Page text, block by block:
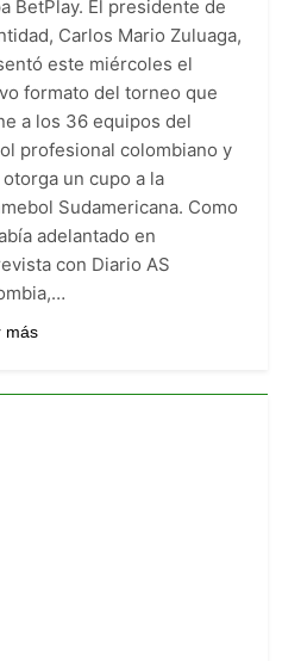
venció 0-1 a
con gol agónico de
Ago
Caldas manda en la Liga
goleó 5-1 y es el líder
del arranque
Ago
vs. Millonarios: duelo
que ya sabe a
en la fecha 2
Ago
BetPlay. El presidente de
Carlos Mario Zuluaga,
este miércoles el
formato del torneo que
a los 36 equipos del
profesional colombiano y
un cupo a la
Sudamericana. Como
adelantado en
con Diario AS
más